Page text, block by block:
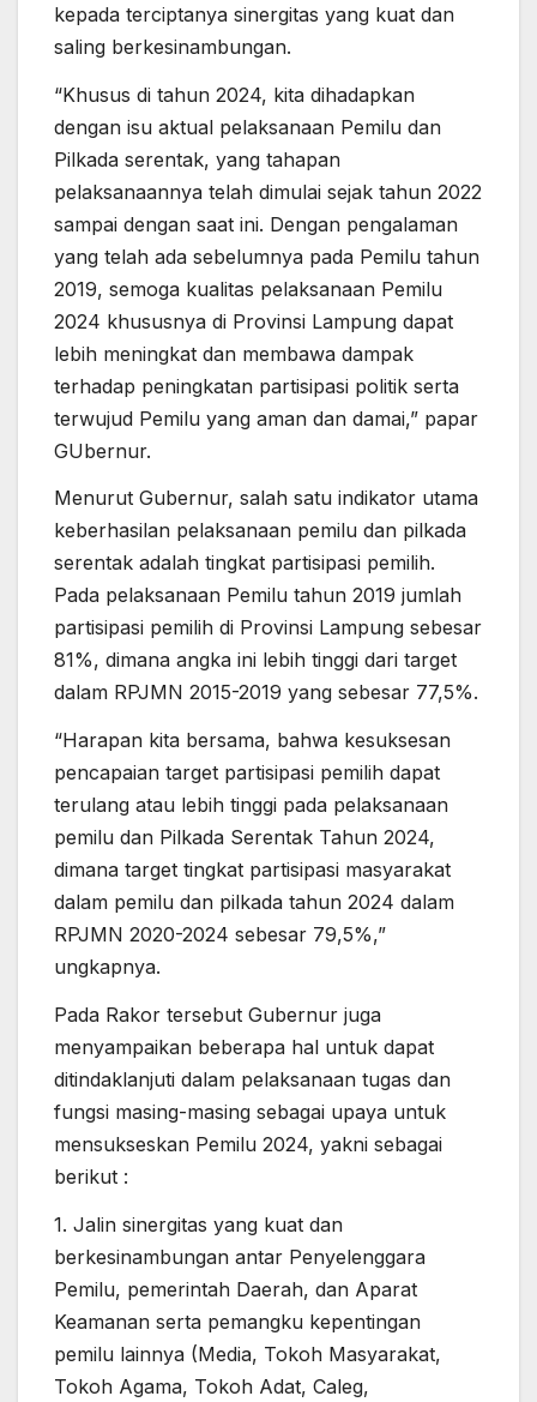
kepada terciptanya sinergitas yang kuat dan
saling berkesinambungan.
“Khusus di tahun 2024, kita dihadapkan
dengan isu aktual pelaksanaan Pemilu dan
Pilkada serentak, yang tahapan
pelaksanaannya telah dimulai sejak tahun 2022
sampai dengan saat ini. Dengan pengalaman
yang telah ada sebelumnya pada Pemilu tahun
2019, semoga kualitas pelaksanaan Pemilu
2024 khususnya di Provinsi Lampung dapat
lebih meningkat dan membawa dampak
terhadap peningkatan partisipasi politik serta
terwujud Pemilu yang aman dan damai,” papar
GUbernur.
Menurut Gubernur, salah satu indikator utama
keberhasilan pelaksanaan pemilu dan pilkada
serentak adalah tingkat partisipasi pemilih.
Pada pelaksanaan Pemilu tahun 2019 jumlah
partisipasi pemilih di Provinsi Lampung sebesar
81%, dimana angka ini lebih tinggi dari target
dalam RPJMN 2015-2019 yang sebesar 77,5%.
“Harapan kita bersama, bahwa kesuksesan
pencapaian target partisipasi pemilih dapat
terulang atau lebih tinggi pada pelaksanaan
pemilu dan Pilkada Serentak Tahun 2024,
dimana target tingkat partisipasi masyarakat
dalam pemilu dan pilkada tahun 2024 dalam
RPJMN 2020-2024 sebesar 79,5%,”
ungkapnya.
Pada Rakor tersebut Gubernur juga
menyampaikan beberapa hal untuk dapat
ditindaklanjuti dalam pelaksanaan tugas dan
fungsi masing-masing sebagai upaya untuk
mensukseskan Pemilu 2024, yakni sebagai
berikut :
1. Jalin sinergitas yang kuat dan
berkesinambungan antar Penyelenggara
Pemilu, pemerintah Daerah, dan Aparat
Keamanan serta pemangku kepentingan
pemilu lainnya (Media, Tokoh Masyarakat,
Tokoh Agama, Tokoh Adat, Caleg,